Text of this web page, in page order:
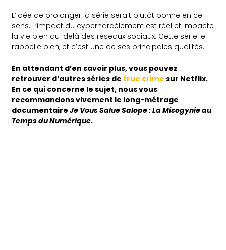
L’idée de prolonger la série serait plutôt bonne en ce
sens. L’impact du cyberharcèlement est réel et impacte
la vie bien au-delà des réseaux sociaux. Cette série le
rappelle bien, et c’est une de ses principales qualités.
En attendant d’en savoir plus, vous pouvez
retrouver d’autres séries de true crime sur Netflix.
En ce qui concerne le sujet, nous vous
recommandons vivement le long-métrage
documentaireJe Vous Salue Salope : La Misogynie au
Temps du Numérique.